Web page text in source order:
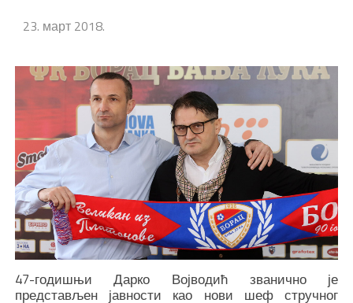
23. март 2018.
47-годишњи Дарко Војводић званично је
представљен јавности као нови шеф стручног